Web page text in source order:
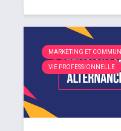
MARKETING ET
VIE PROFESSIONNELLE